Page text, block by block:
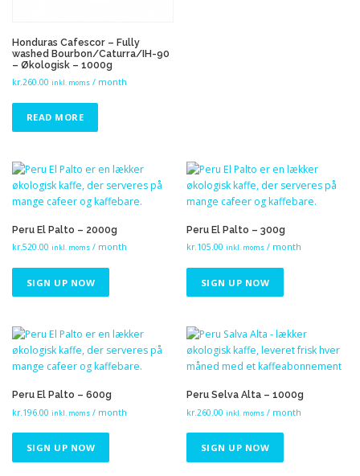
Honduras Cafescor – Fully
washed Bourbon/Caturra/IH-90
– Økologisk – 1000g
kr.260.00 inkl. moms / month
READ MORE
Peru El Palto – 2000g
kr.520.00 inkl. moms / month
SIGN UP NOW
Peru El Palto – 300g
kr.105.00 inkl. moms / month
SIGN UP NOW
Peru El Palto – 600g
kr. 196.00 inkl. moms / month
SIGN UP NOW
Peru Selva Alta – 1000g
kr. 260.00 inkl. moms / month
SIGN UP NOW